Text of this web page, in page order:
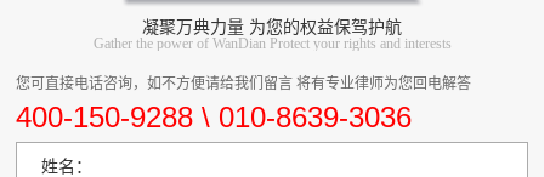
凝聚万典力量 为您的权益保驾护航
Gather the power of WanDian Protect your rights and interests
您可直接电话咨询，如不方便请给我们留言 将有专业律师为您回电解答
400-150-9288 \ 010-8639-3036
姓名：